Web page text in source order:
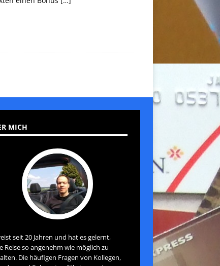
MICH
seit 20 Jahren und hat es gelernt,
Reise so angenehm wie möglich zu
Die häufigen Fragen von Kollegen,